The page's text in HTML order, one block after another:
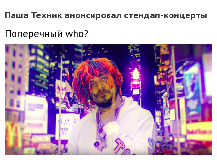
Паша Техник анонсировал стендап-концерты
Поперечный who?